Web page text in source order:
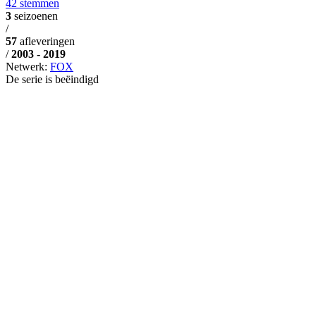
42 stemmen
3 seizoenen
/
57 afleveringen
/ 2003 - 2019
Netwerk: FOX
De serie is beëindigd